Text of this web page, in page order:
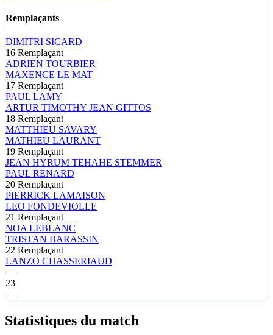
Remplaçants
DIMITRI SICARD
16 Remplaçant
ADRIEN TOURBIER
MAXENCE LE MAT
17 Remplaçant
PAUL LAMY
ARTUR TIMOTHY JEAN GITTOS
18 Remplaçant
MATTHIEU SAVARY
MATHIEU LAURANT
19 Remplaçant
JEAN HYRUM TEHAHE STEMMER
PAUL RENARD
20 Remplaçant
PIERRICK LAMAISON
LEO FONDEVIOLLE
21 Remplaçant
NOA LEBLANC
TRISTAN BARASSIN
22 Remplaçant
LANZO CHASSERIAUD
—
23
—
Statistiques du match